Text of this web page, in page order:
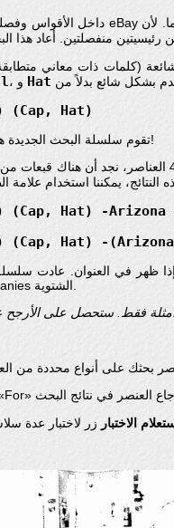
(كلمات ذات معاني
Hat
Hat)
تقوم سلسلة البحث الجديدة هذه بإرجاع 460 نتيجة، وهو أفضل بكثير من سلسلة البحث السابقة!
Hat) -Arizona
Hat) -
الاختبار